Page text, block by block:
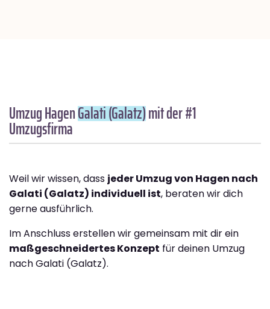
Umzug HagenGalati (Galatz)mit der #1
Umzugsfirma
Weil wir wissen, dass jeder Umzug von Hagen nach
Galati (Galatz) individuell ist, beraten wir dich
gerne ausführlich.
Im Anschluss erstellen wir gemeinsam mit dir ein
maßgeschneidertes Konzept für deinen Umzug
nach Galati (Galatz).